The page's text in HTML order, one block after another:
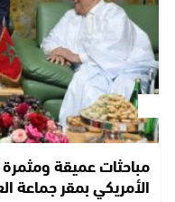
مباحثات عميقة
الأمريكي بمقر جماعة